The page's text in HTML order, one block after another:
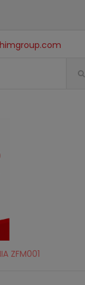
ZFM001